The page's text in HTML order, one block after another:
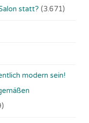
statt? (3.671)
modern sein!